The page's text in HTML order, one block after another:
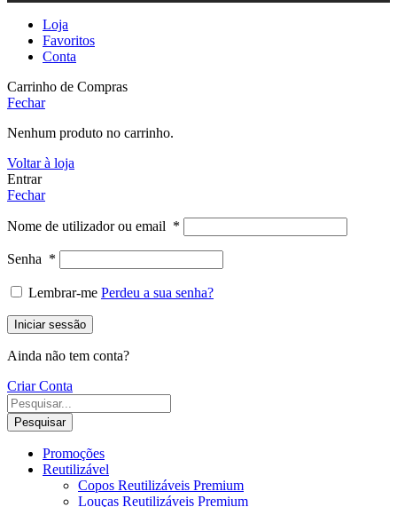
Loja
Favoritos
Conta
Carrinho de Compras
Fechar
Nenhum produto no carrinho.
Voltar à loja
Entrar
Fechar
Nome de utilizador ou email *
Senha *
Lembrar-me Perdeu a sua senha?
Iniciar sessão
Ainda não tem conta?
Criar Conta
Pesquisar
Promoções
Reutilizável
Copos Reutilizáveis Premium
Louças Reutilizáveis Premium